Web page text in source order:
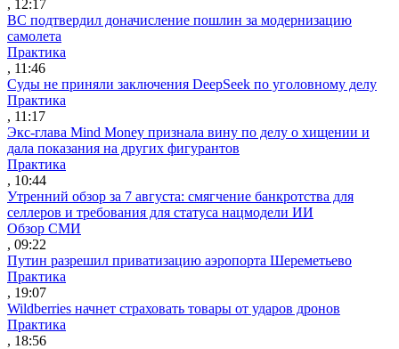
, 12:17
ВС подтвердил доначисление пошлин за модернизацию
самолета
Практика
, 11:46
Суды не приняли заключения DeepSeek по уголовному делу
Практика
, 11:17
Экс-глава Mind Money признала вину по делу о хищении и
дала показания на других фигурантов
Практика
, 10:44
Утренний обзор за 7 августа: смягчение банкротства для
селлеров и требования для статуса нацмодели ИИ
Обзор СМИ
, 09:22
Путин разрешил приватизацию аэропорта Шереметьево
Практика
, 19:07
Wildberries начнет страховать товары от ударов дронов
Практика
, 18:56